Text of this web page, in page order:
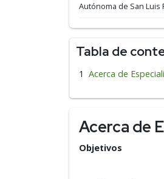
Autónoma de San Luis
Tabla de
Acerca de
Acerca de
Objetivos